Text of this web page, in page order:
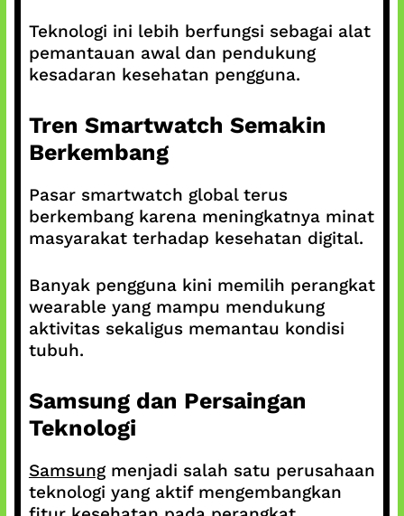
Teknologi ini lebih berfungsi sebagai alat
pemantauan awal dan pendukung
kesadaran kesehatan pengguna.
Tren Smartwatch Semakin
Berkembang
Pasar smartwatch global terus
berkembang karena meningkatnya minat
masyarakat terhadap kesehatan digital.
Banyak pengguna kini memilih perangkat
wearable yang mampu mendukung
aktivitas sekaligus memantau kondisi
tubuh.
Samsung dan Persaingan
Teknologi
Samsungmenjadi salah satu perusahaan
teknologi yang aktif mengembangkan